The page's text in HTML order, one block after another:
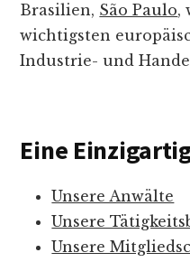
Brasilien, São Paulo,
wichtigsten
Industrie- und
Eine
Unsere Anwälte
Unsere
Unsere